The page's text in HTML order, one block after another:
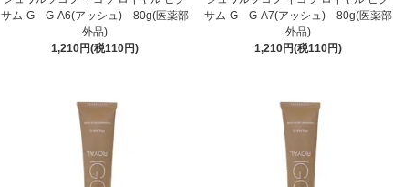
サム-G G-A6(アッシュ) 80g(医薬部
外品)
1,210円(税110円)
サム-G G-A7(アッシュ) 80g(医薬部
外品)
1,210円(税110円)